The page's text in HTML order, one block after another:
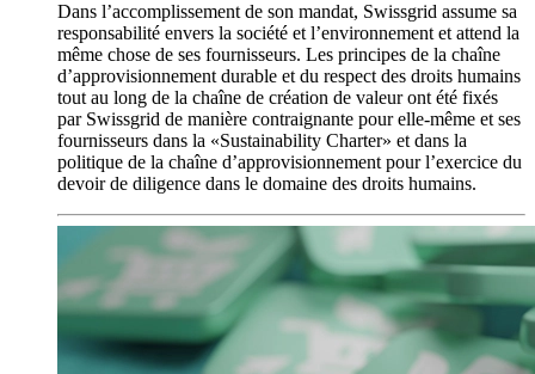
Dans l’accomplissement de son mandat, Swissgrid assume sa
responsabilité envers la société et l’environnement et attend la
même chose de ses fournisseurs. Les principes de la chaîne
d’approvisionnement durable et du respect des droits humains
tout au long de la chaîne de création de valeur ont été fixés
par Swissgrid de manière contraignante pour elle-même et ses
fournisseurs dans la «Sustainability Charter» et dans la
politique de la chaîne d’approvisionnement pour l’exercice du
devoir de diligence dans le domaine des droits humains.